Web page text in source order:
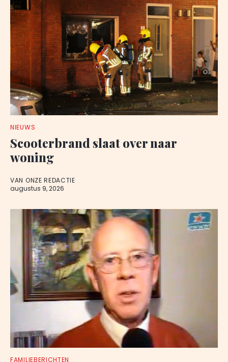
NIEUWS
Scooterbrand slaat over naar
woning
VAN ONZE REDACTIE
augustus 9, 2026
FAMILIEBERICHTEN